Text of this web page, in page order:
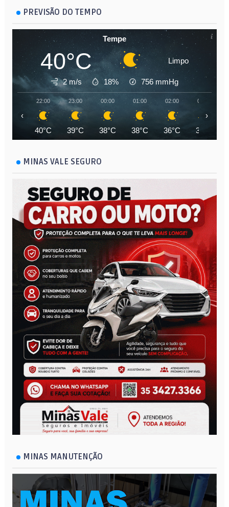
PREVISÃO DO TEMPO
Tempe
40°C Limpo
2 m/s 18% 756 mmHg
22:00
40°C
23:00
39°C
00:00
38°C
01:00
38°C
02:00
36°C
03:00
35°C
‹ ›
MINAS VALE SEGURO
MINAS MANUTENÇÃO